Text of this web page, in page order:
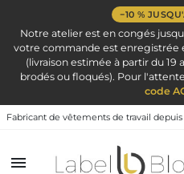
−10 %
Notre atelier est en congés
votre commande est enregistrée
(livraison estimée à partir du 19
brodés ou floqués). Pour
code
Fabricant de vêtements de travail depuis

Vêtement de travail Vêtement